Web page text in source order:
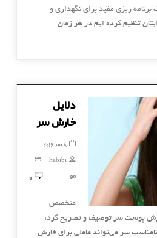
ریزی مفید برای نگهداری و
تنظیم کرده ایم در هر زمان …
دلایل
خارش سر
8 مه, 2016
habibi
مو
0
متخصص
پوست سر توصیف و تصریح کرد:
سر می‌تواند عاملی برای خارش